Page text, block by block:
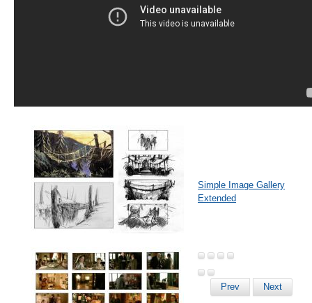
Simple Image Gallery
Extended
Prev Next